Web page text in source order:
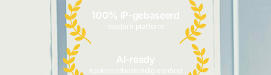
100% IP-gebaseerd
modern platform
AI-ready
toekomstbestendig aanbod